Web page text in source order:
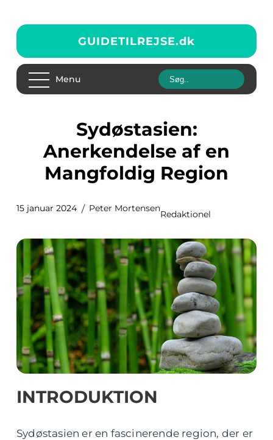
GUIDETILREJSE.dk
Menu
Sydøstasien:
Anerkendelse af en
Mangfoldig Region
15 januar 2024 Peter Mortensen
Redaktionel
INTRODUKTION
Sydøstasien er en fascinerende region, der er